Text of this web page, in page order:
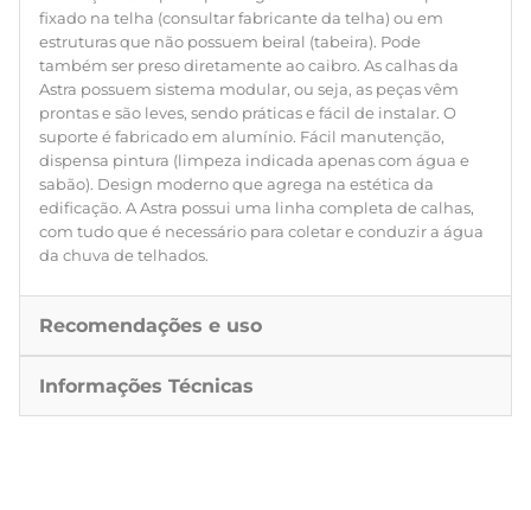
fixado na telha (consultar fabricante da telha) ou em
estruturas que não possuem beiral (tabeira). Pode
também ser preso diretamente ao caibro. As calhas da
Astra possuem sistema modular, ou seja, as peças vêm
prontas e são leves, sendo práticas e fácil de instalar. O
suporte é fabricado em alumínio. Fácil manutenção,
dispensa pintura (limpeza indicada apenas com água e
sabão). Design moderno que agrega na estética da
edificação. A Astra possui uma linha completa de calhas,
com tudo que é necessário para coletar e conduzir a água
da chuva de telhados.
Recomendações e uso
Informações Técnicas